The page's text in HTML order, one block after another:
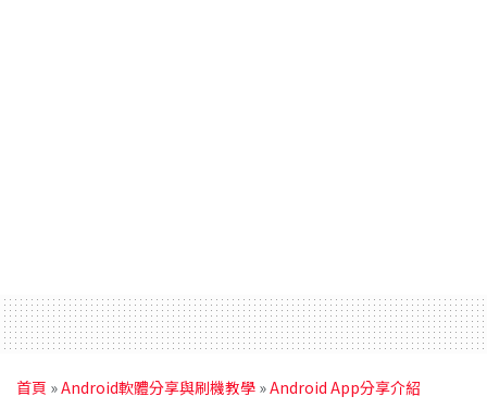
首頁 »Android軟體分享與刷機教學 »Android App分享介紹